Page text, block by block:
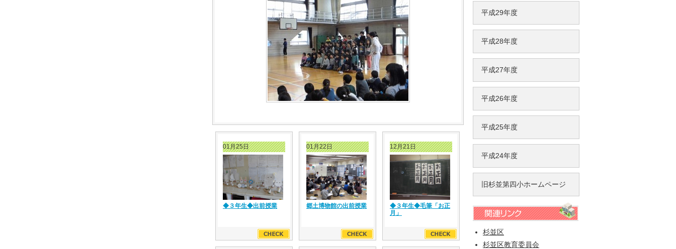
01月25日
◆３年生◆出前授業
01月22日
郷土博物館の出前授業
12月21日
◆３年生◆毛筆「お正
月」
平成29年度
平成28年度
平成27年度
平成26年度
平成25年度
平成24年度
旧杉並第四小ホームページ
杉並区
杉並区教育委員会